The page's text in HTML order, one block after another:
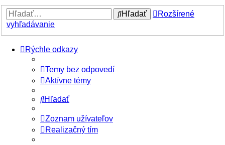
Hľadať
Rozšírené
vyhľadávanie
Rýchle odkazy
Temy bez odpovedí
Aktívne témy
Hľadať
Zoznam užívateľov
Realizačný tím